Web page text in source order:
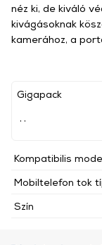
Gigapack
Kompatibilis
Mobiltelefon tok
Szín
néz ki, de kiváló
kivágásoknak
kamerához, a